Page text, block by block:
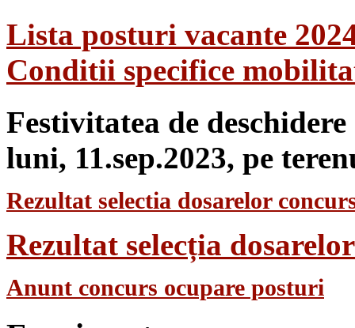
Lista posturi vacante
Conditii specifice
Festivitatea de
luni, 11.sep.2023, pe
Rezultat selectia dosarelor
Rezultat selecția
Anunt concurs ocupare posturi